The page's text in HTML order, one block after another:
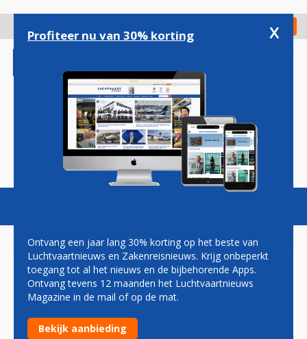
gaan
Check in
Magazine Podcasts Vacatures
BEPAAL ZELF DE WAARDE
VAN EEN NACHT BIJ NH
HOTELES
Profiteer nu van 30% korting x
Ontvang een jaar lang 30% korting op het beste van
Luchtvaartnieuws en Zakenreisnieuws. Krijg onbeperkt
toegang tot al het nieuws en de bijbehorende Apps.
Ontvang tevens 12 maanden het Luchtvaartnieuws
Magazine in de mail of op de mat.
Bekijk aanbieding